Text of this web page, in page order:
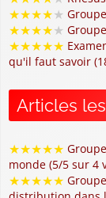
★★★★★
★★★★★
★★★★★
qu'il faut savoir
Articles
★★★★★
monde (5/5 sur 4
★★★★★